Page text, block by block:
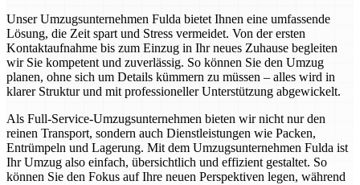
Unser Umzugsunternehmen Fulda bietet Ihnen eine umfassende
Lösung, die Zeit spart und Stress vermeidet. Von der ersten
Kontaktaufnahme bis zum Einzug in Ihr neues Zuhause begleiten
wir Sie kompetent und zuverlässig. So können Sie den Umzug
planen, ohne sich um Details kümmern zu müssen – alles wird in
klarer Struktur und mit professioneller Unterstützung abgewickelt.
Als Full-Service-Umzugsunternehmen bieten wir nicht nur den
reinen Transport, sondern auch Dienstleistungen wie Packen,
Entrümpeln und Lagerung. Mit dem Umzugsunternehmen Fulda ist
Ihr Umzug also einfach, übersichtlich und effizient gestaltet. So
können Sie den Fokus auf Ihre neuen Perspektiven legen, während